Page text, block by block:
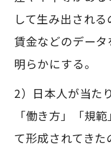
して生み出される
賃金などのデー
明らかにする。
2）日本人が当た
「働き方」「規
て形成されてき